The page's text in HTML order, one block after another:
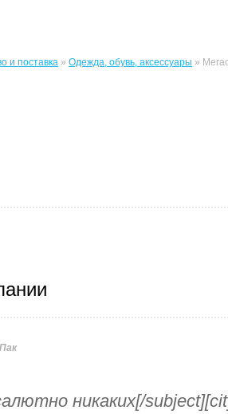
и поставка » Одежда, обувь, аксессуары »
никаких[/